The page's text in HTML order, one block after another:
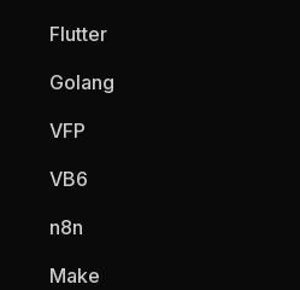
Flutter
Golang
VFP
VB6
n8n
Make